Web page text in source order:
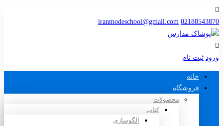
02188543870
iranmodeschool@gmail.com
ورود ثبت نام
خانه
فروشگاه
محصولات
کتاب
الگوسازی